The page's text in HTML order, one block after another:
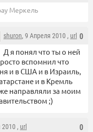
Меркель
0
shuron, 9 Апреля 2010 , url
Д я понял что ты о ней
вспомнил что
и в США и в Израиль,
и в Кремль
направляли за моим
;)
0
2010 , url